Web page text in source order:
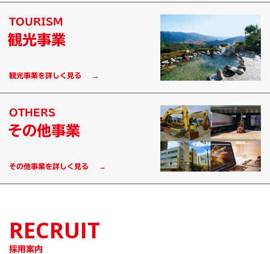
TOURISM
観光事業
観光事業を詳しく見る
OTHERS
その他事業
その他事業を詳しく見る
RECRUIT
採用案内